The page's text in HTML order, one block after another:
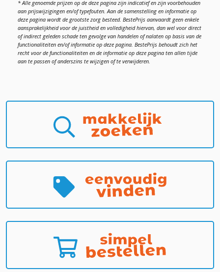
* Alle genoemde prijzen op de deze pagina zijn indicatief en zijn voorbehouden
aan prijswijzigingen en/of typefouten. Aan de samenstelling en informatie op
deze pagina wordt de grootste zorg besteed. BestePrijs aanvaardt geen enkele
aansprakelijkheid voor de juistheid en volledigheid hiervan, dan wel voor direct
of indirect geleden schade ten gevolge van handelen of nalaten op basis van de
functionaliteiten en/of informatie op deze pagina. BestePrijs behoudt zich het
recht voor de functionaliteiten en de informatie op deze pagina ten allen tijde
aan te passen of anderszins te wijzigen of te verwijderen.